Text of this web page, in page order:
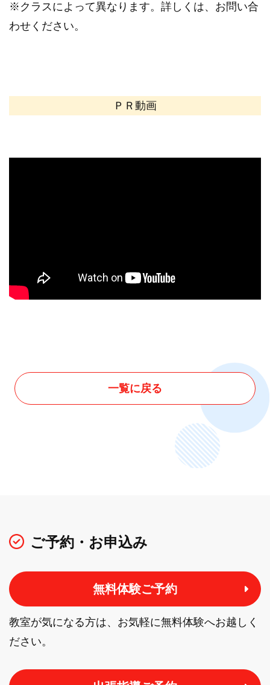
※クラスによって異なります。詳しくは、お問い合
わせください。
ＰＲ動画
一覧に戻る
ご予約・お申込み
無料体験ご予約
教室が気になる方は、お気軽に無料体験へお越しく
ださい。